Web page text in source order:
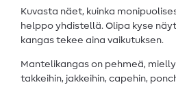
Kuvasta näet, kuinka
helppo yhdistellä. Olipa kyse
kangas tekee aina vaikutuksen.
Mantelikangas on pehmeä,
takkeihin, jakkeihin, capehin,